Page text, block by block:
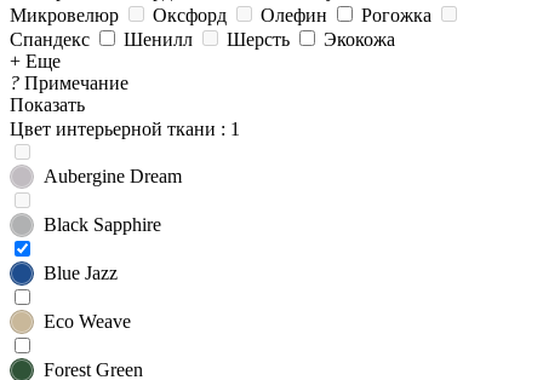
Микровелюр
Оксфорд Олефин
Рогожка
Спандекс
Шенилл Шерсть
Экокожа
+ Еще
? Примечание
Показать
Цвет интерьерной ткани : 1
Aubergine Dream
Black Sapphire
Blue Jazz
Eco Weave
Forest Green